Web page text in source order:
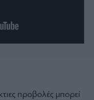
προβολές μπορεί